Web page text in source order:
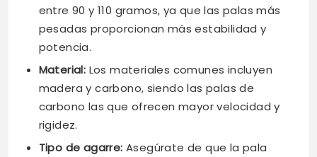
entre 90 y 110 gramos, ya que las palas más
pesadas proporcionan más estabilidad y
potencia.
Material: Los materiales comunes incluyen
madera y carbono, siendo las palas de
carbono las que ofrecen mayor velocidad y
rigidez.
Tipo de agarre: Asegúrate de que la pala